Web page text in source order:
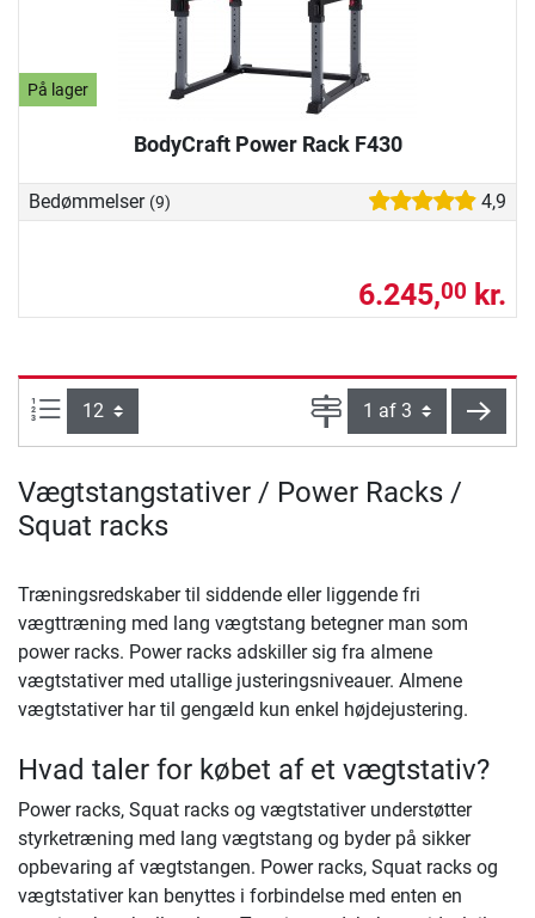
På lager
BodyCraft Power Rack F430
Bedømmelser (9) 4,9
6.245,00 kr.
Artikel pr. side: Side
Vægtstangstativer / Power Racks /
Squat racks
Træningsredskaber til siddende eller liggende fri
vægttræning med lang vægtstang betegner man som
power racks. Power racks adskiller sig fra almene
vægtstativer med utallige justeringsniveauer. Almene
vægtstativer har til gengæld kun enkel højdejustering.
Hvad taler for købet af et vægtstativ?
Power racks, Squat racks og vægtstativer understøtter
styrketræning med lang vægtstang og byder på sikker
opbevaring af vægtstangen. Power racks, Squat racks og
vægtstativer kan benyttes i forbindelse med enten en